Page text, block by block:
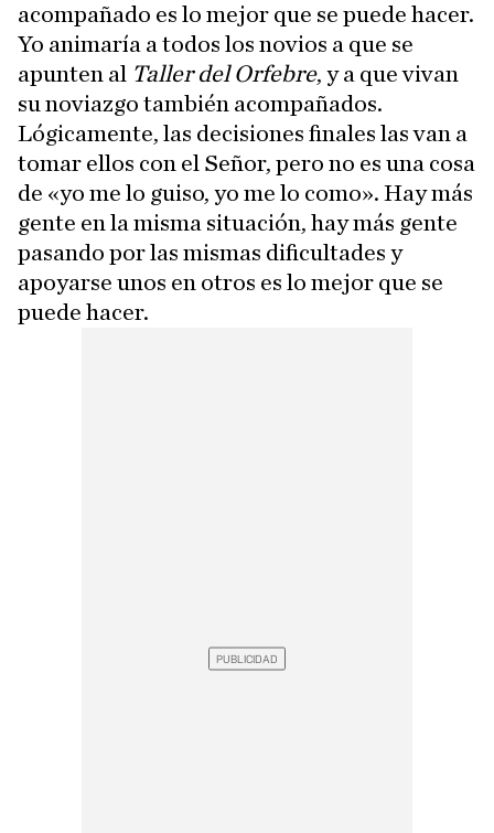
acompañado es lo mejor que se puede hacer.
Yo animaría a todos los novios a que se
apunten al Taller del Orfebre, y a que vivan
su noviazgo también acompañados.
Lógicamente, las decisiones finales las van a
tomar ellos con el Señor, pero no es una cosa
de «yo me lo guiso, yo me lo como». Hay más
gente en la misma situación, hay más gente
pasando por las mismas dificultades y
apoyarse unos en otros es lo mejor que se
puede hacer.